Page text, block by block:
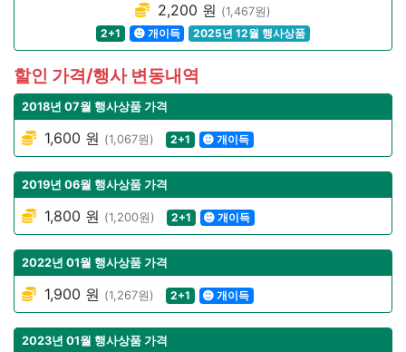
2,200 원 (1,467원)
2+1
개이득 2025년 12월 행사상품
할인 가격/행사 변동내역
2018년 07월 행사상품 가격
1,600 원 (1,067원) 2+1 개이득
2019년 06월 행사상품 가격
1,800 원 (1,200원) 2+1 개이득
2022년 01월 행사상품 가격
1,900 원 (1,267원) 2+1 개이득
2023년 01월 행사상품 가격